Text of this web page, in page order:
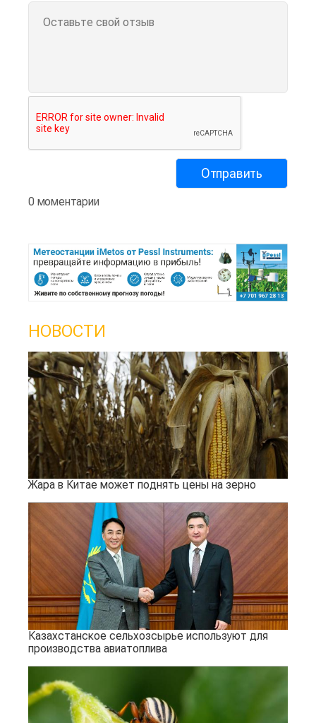
0 моментарии
НОВОСТИ
Жара в Китае может поднять цены на зерно
Казахстанское сельхозсырье используют для
производства авиатоплива